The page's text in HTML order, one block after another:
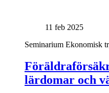
11 feb 2025
Seminarium Ekonomisk
lärdomar och